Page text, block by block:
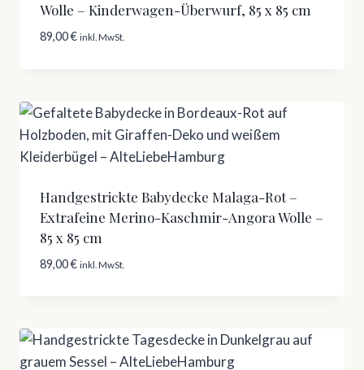
Wolle – Kinderwagen-Überwurf, 85 x 85 cm
89,00€ inkl. MwSt.
Handgestrickte Babydecke Malaga-Rot –
Extrafeine Merino-Kaschmir-Angora Wolle –
85 x 85 cm
89,00€ inkl. MwSt.